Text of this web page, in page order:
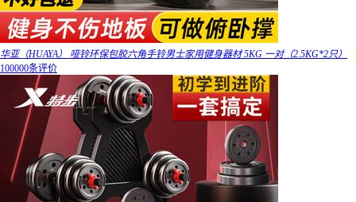
华亚（HUAYA） 哑铃环保包胶六角手铃男士家用健身器材 5KG 一对（2.5KG*2只）
100000条评价